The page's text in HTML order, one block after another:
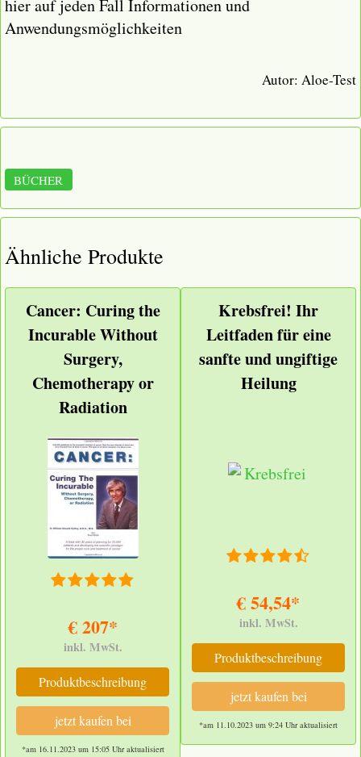
hier auf jeden Fall Informationen und
Anwendungsmöglichkeiten
Autor: Aloe-Test
BÜCHER
Ähnliche Produkte
Cancer: Curing the
Incurable Without
Surgery,
Chemotherapy or
Radiation
€ 207*
inkl. MwSt.
Produktbeschreibung
jetzt kaufen bei
*am 16.11.2023 um 15:05 Uhr aktualisiert
Krebsfrei! Ihr
Leitfaden für eine
sanfte und ungiftige
Heilung
€ 54,54*
inkl. MwSt.
Produktbeschreibung
jetzt kaufen bei
*am 11.10.2023 um 9:24 Uhr aktualisiert